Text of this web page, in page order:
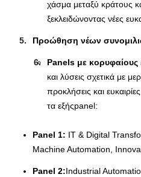
χάσμα μεταξύ κράτους
ξεκλειδώνοντας νέες
Προώθηση νέων
Panels με κορυφαίους
και λύσεις σχετικά με
προκλήσεις και
τα εξήςpanel:
Panel 1: IT & Digital
Machine Automation,
Panel 2:Industrial